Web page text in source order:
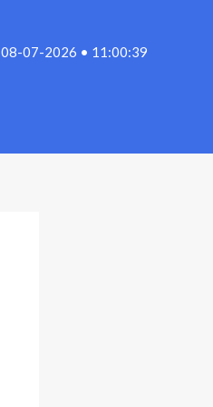
08-07-2026 • 11:00:39